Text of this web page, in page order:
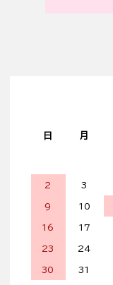
日 月
2 3
9 10
16 17
23 24
30 31